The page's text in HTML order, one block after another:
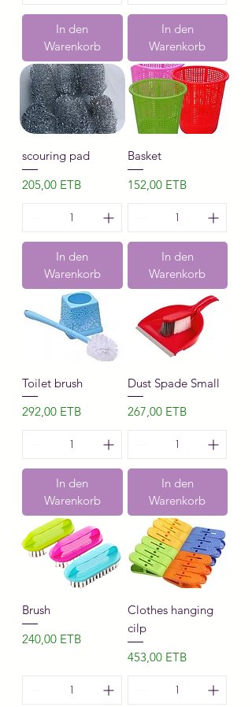
In den
Warenkorb
In den
Warenkorb
scouring pad
Preis
205,00 ETB
In den
Warenkorb
Basket
Preis
152,00 ETB
In den
Warenkorb
Toilet brush
Preis
292,00 ETB
In den
Warenkorb
Dust Spade Small
Preis
267,00 ETB
In den
Warenkorb
Brush
Preis
240,00 ETB
Clothes hanging
cilp
Preis
453,00 ETB